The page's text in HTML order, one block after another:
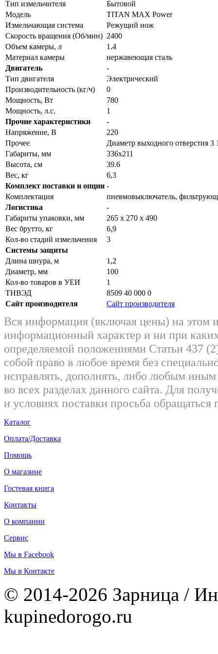
Тип измельчителя
Бытовой
Модель
TITAN MAX Power
Измельчающая система
Режущий нож
Скорость вращения (Об/мин) 2400
Объем камеры, л
1.4
Материал камеры
нержавеющая сталь
Двигатель
-
Тип двигателя
Электрический
Производительность (кг/ч)
0
Мощность, Вт
780
Мощность, л.с.
1
Прочие характеристики
-
Напряжение, В
220
Прочее
Диаметр выходного отверстия 3
Габариты, мм
336х211
Высота, см
39.6
Вес, кг
6,3
Комплект поставки и опции -
Комплектация
пневмовыключатель,
Логистика
-
Габариты упаковки, мм
265 x 270 x 490
Вес брутто, кг
6,9
Кол-во стадий измельчения
3
Системы защиты
Длина шнура, м
1,2
Диаметр, мм
100
Кол-во товаров в УЕИ
1
ТНВЭД
8509 40 000 0
Сайт производителя
Сайт производителя
Вся информация (включая цены) на этом
информационный характер и ни при
определяемой положениями Статьи 437
собой право в любое время без
исправлять, дополнять, либо любым
во всех разделах данного сайта. Для
и условиях поставки просьба
Каталог
Оплата/Доставка
Помощь
О магазине
Гостевая книга
Контакты
О компании
Сервис
Мы в Facebook
Мы в Контакте
© 2014-2026 Зарница /
kupinedorogo.ru